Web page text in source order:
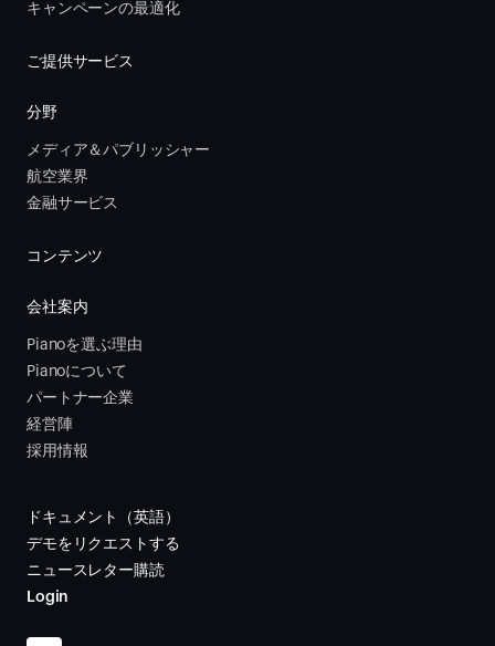
キャンペーンの最適化
ご提供サービス
分野
メディア＆パブリッシャー
航空業界
金融サービス
コンテンツ
会社案内
Pianoを選ぶ理由
Pianoについて
パートナー企業
経営陣
採用情報
ドキュメント（英語）
デモをリクエストする
ニュースレター購読
Login